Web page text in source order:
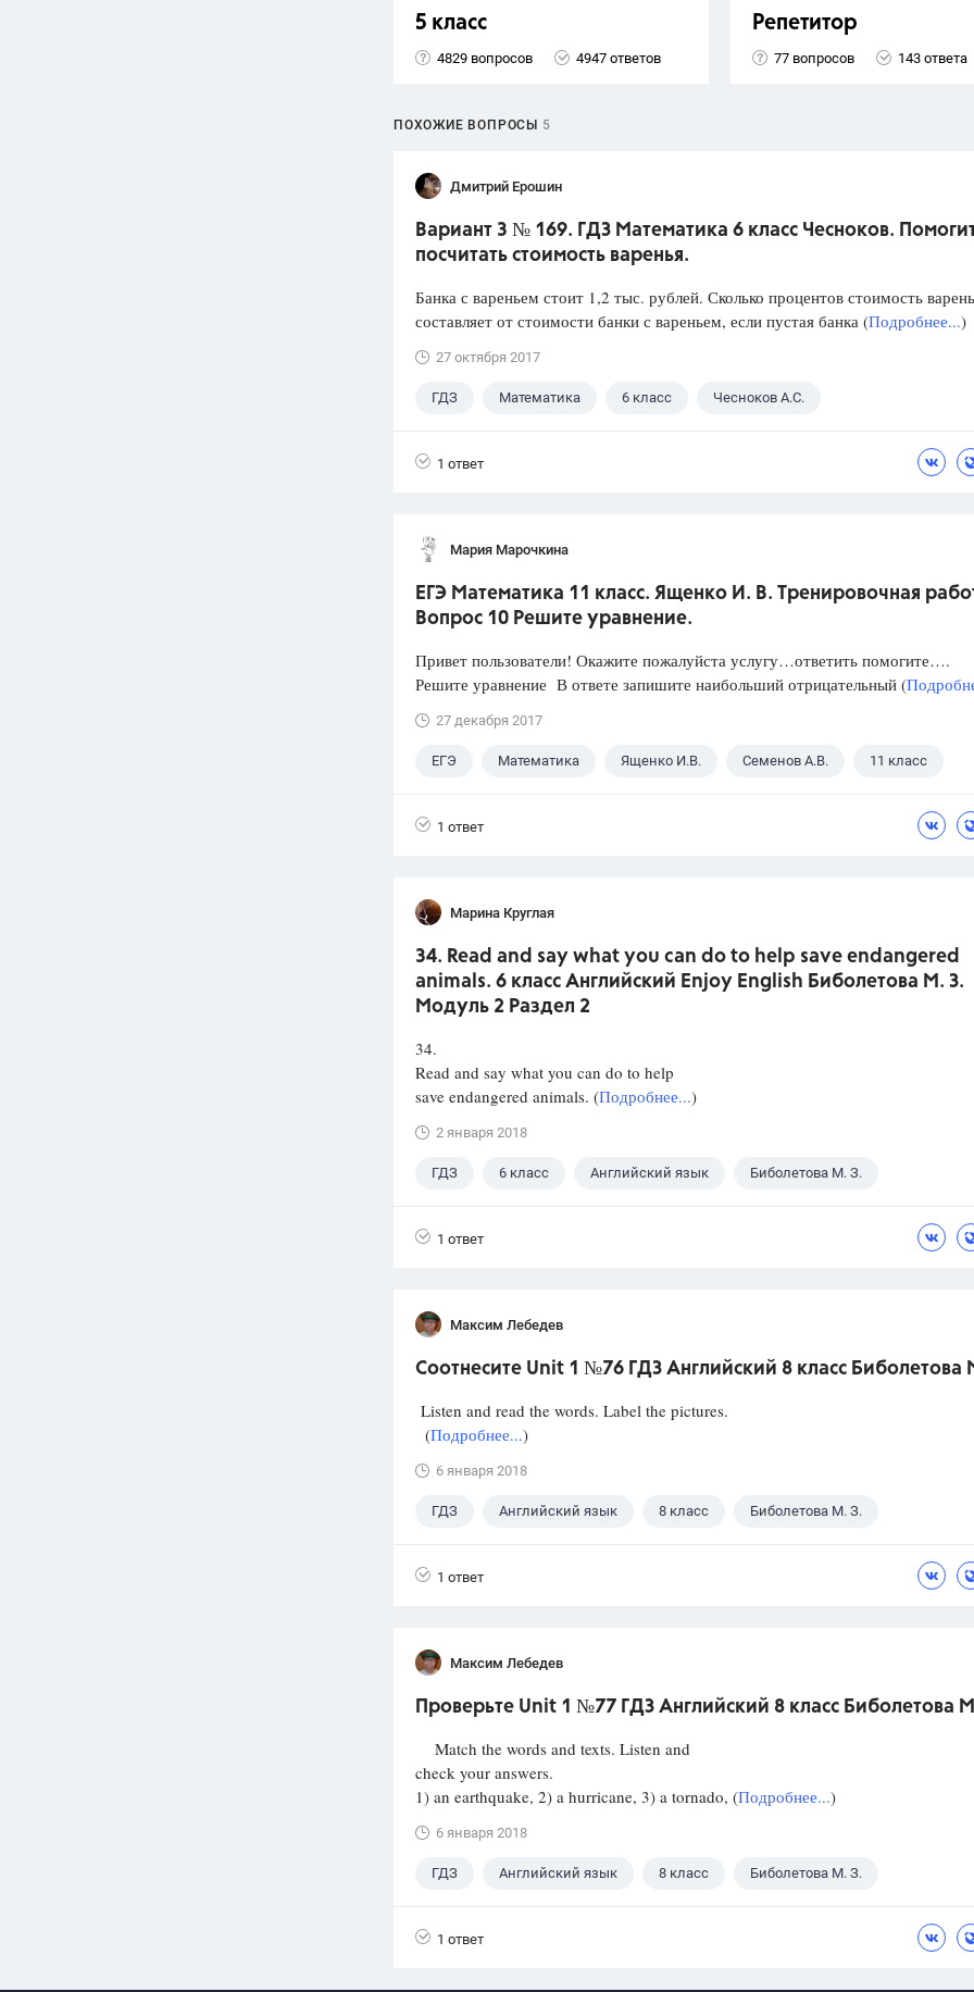
5 класс
4829 вопросов 4947 ответов
Репетитор
77 вопросов 143 ответа
ПОХОЖИЕ ВОПРОСЫ 5
Дмитрий Ерошин
Вариант 3 № 169. ГДЗ Математика 6 класс Чесноков.
посчитать стоимость варенья.
Банка с вареньем стоит 1,2 тыс. рублей. Сколько процентов стоимость
составляет от стоимости банки с вареньем, если пустая банка (Подробнее...)
27 октября 2017
ГДЗ Математика 6 класс Чесноков А.С.
1 ответ
Мария Марочкина
ЕГЭ Математика 11 класс. Ященко И. В. Тренировочная
Вопрос 10 Решите уравнение.
Привет пользователи! Окажите пожалуйста услугу…ответить помогите….
Решите уравнение В ответе запишите наибольший отрицательный (
27 декабря 2017
ЕГЭ Математика Ященко И.В. Семенов А.В. 11 класс
1 ответ
Марина Круглая
34. Read and say what you can do to help save endangered
animals. 6 класс Английский Enjoy English Биболетова М. З.
Модуль 2 Раздел 2
34.
Read and say what you can do to help
save endangered animals. (Подробнее...)
2 января 2018
ГДЗ 6 класс Английский язык Биболетова М. З.
1 ответ
Максим Лебедев
Соотнесите Unit 1 №76 ГДЗ Английский 8 класс Биболетова
Listen and read the words. Label the pictures.
(Подробнее...)
6 января 2018
ГДЗ Английский язык 8 класс Биболетова М. З.
1 ответ
Максим Лебедев
Проверьте Unit 1 №77 ГДЗ Английский 8 класс Биболетова
Match the words and texts. Listen and
check your answers.
1) an earthquake, 2) a hurricane, 3) a tornado, (Подробнее...)
6 января 2018
ГДЗ Английский язык 8 класс Биболетова М. З.
1 ответ